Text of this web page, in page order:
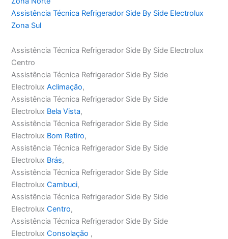
Assistência Técnica Refrigerador Side By Side Electrolux
Zona Sul
Assistência Técnica Refrigerador Side By Side Electrolux
Centro
Assistência Técnica Refrigerador Side By Side
ElectroluxAclimação,
Assistência Técnica Refrigerador Side By Side
Electrolux Bela Vista,
Assistência Técnica Refrigerador Side By Side
Electrolux Bom Retiro,
Assistência Técnica Refrigerador Side By Side
Electrolux Brás,
Assistência Técnica Refrigerador Side By Side
ElectroluxCambuci,
Assistência Técnica Refrigerador Side By Side
ElectroluxCentro,
Assistência Técnica Refrigerador Side By Side
ElectroluxConsolação ,